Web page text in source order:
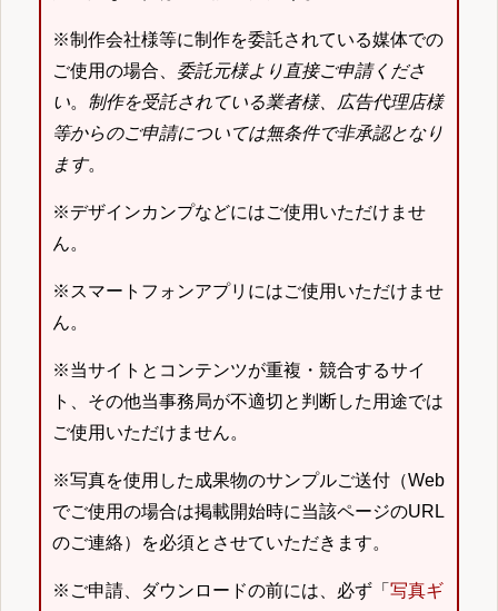
※制作会社様等に制作を委託されている媒体での
ご使用の場合、 委託元様より直接ご申請くださ
い。 制作を受託されている業者様、広告代理店様
等からのご申請については無条件で非承認となり
ます。
※デザインカンプなどにはご使用いただけませ
ん。
※スマートフォンアプリにはご使用いただけませ
ん。
※当サイトとコンテンツが重複・競合するサイ
ト、その他当事務局が不適切と判断した用途では
ご使用いただけません。
※写真を使用した成果物のサンプルご送付（Web
でご使用の場合は掲載開始時に当該ページのURL
のご連絡）を必須とさせていただきます。
※ご申請、ダウンロードの前には、必ず「 写真ギ